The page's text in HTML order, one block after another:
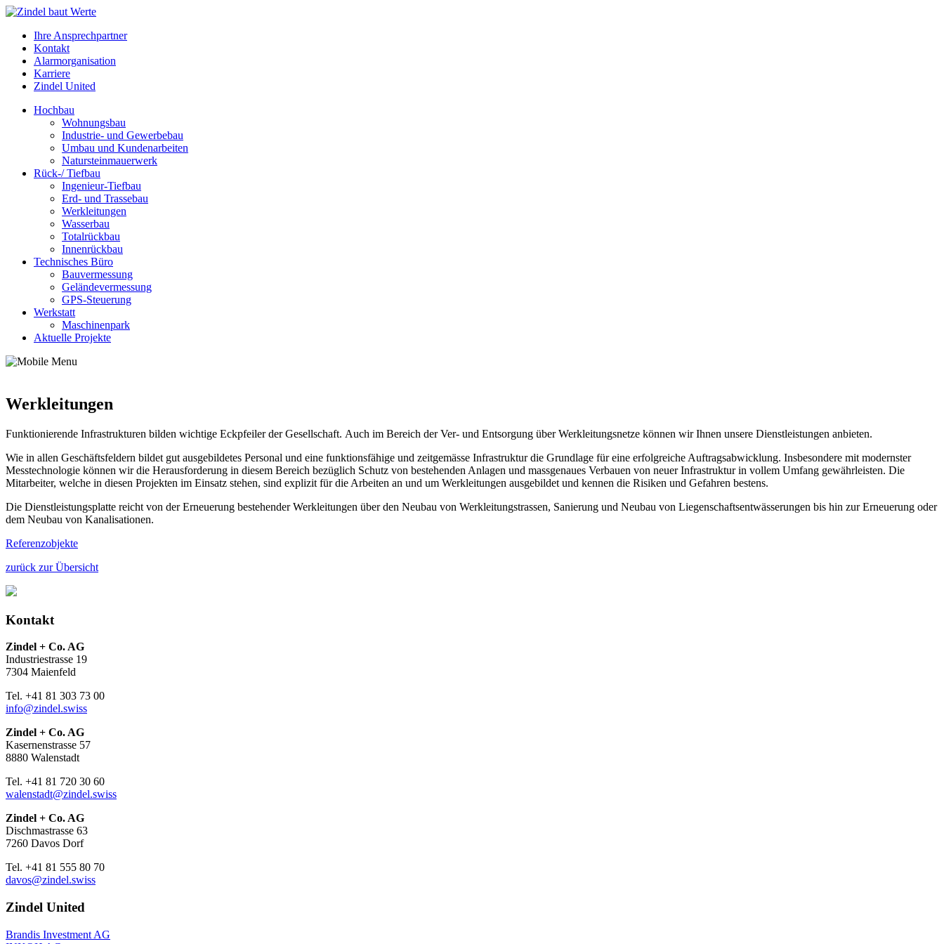
Ihre Ansprechpartner
Kontakt
Alarmorganisation
Karriere
Zindel United
Hochbau
Wohnungsbau
Industrie- und Gewerbebau
Umbau und Kundenarbeiten
Natursteinmauerwerk
Rück-/ Tiefbau
Ingenieur-Tiefbau
Erd- und Trassebau
Werkleitungen
Wasserbau
Totalrückbau
Innenrückbau
Technisches Büro
Bauvermessung
Geländevermessung
GPS-Steuerung
Werkstatt
Maschinenpark
Aktuelle Projekte
Werkleitungen
Funktionierende Infrastrukturen bilden wichtige Eckpfeiler der Gesellschaft. Auch im Bereich der Ver- und Entsorgung über Werkleitungsnetze können wir Ihnen unsere Dienstleistungen anbieten.
Wie in allen Geschäftsfeldern bildet gut ausgebildetes Personal und eine funktionsfähige und zeitgemässe Infrastruktur die Grundlage für eine erfolgreiche Auftragsabwicklung. Insbesondere mit modernster
Messtechnologie können wir die Herausforderung in diesem Bereich bezüglich Schutz von bestehenden Anlagen und massgenaues Verbauen von neuer Infrastruktur in vollem Umfang gewährleisten. Die
Mitarbeiter, welche in diesen Projekten im Einsatz stehen, sind explizit für die Arbeiten an und um Werkleitungen ausgebildet und kennen die Risiken und Gefahren bestens.
Die Dienstleistungsplatte reicht von der Erneuerung bestehender Werkleitungen über den Neubau von Werkleitungstrassen, Sanierung und Neubau von Liegenschaftsentwässerungen bis hin zur Erneuerung oder
dem Neubau von Kanalisationen.
Referenzobjekte
zurück zur Übersicht
Kontakt
Zindel + Co. AG
Industriestrasse 19
7304 Maienfeld
Tel. +41 81 303 73 00
info@zindel.swiss
Zindel + Co. AG
Kasernenstrasse 57
8880 Walenstadt
Tel. +41 81 720 30 60
walenstadt@zindel.swiss
Zindel + Co. AG
Dischmastrasse 63
7260 Davos Dorf
Tel. +41 81 555 80 70
davos@zindel.swiss
Zindel United
Brandis Investment AG